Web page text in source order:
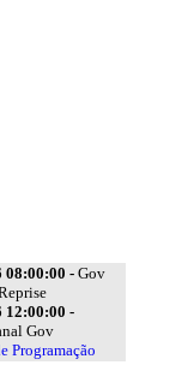
08:00:00 -Gov
12:00:00 -
Gov
Programação